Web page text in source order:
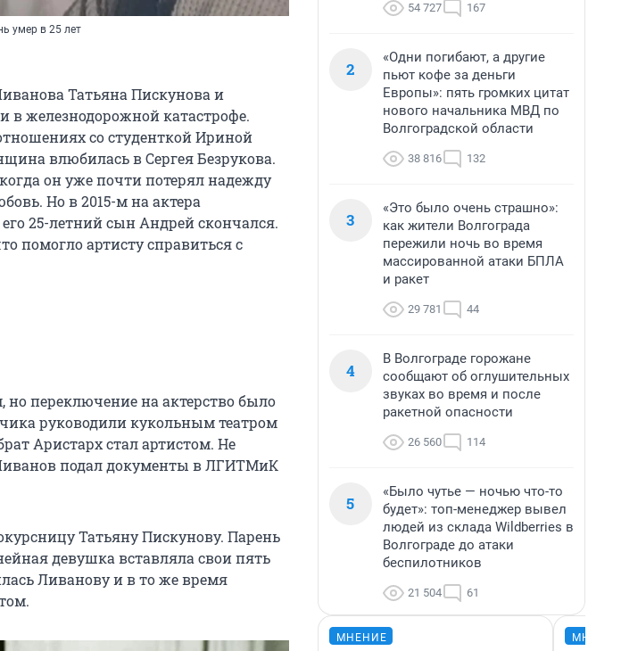
умер в 25 лет
Татьяна Пискунова и
в железнодорожной катастрофе.
со студенткой Ириной
влюбилась в Сергея Безрукова.
он уже почти потерял надежду
Но в 2015-м на актера
25-летний сын Андрей скончался.
помогло артисту справиться с
но переключение на актерство было
руководили кукольным театром
Аристарх стал артистом. Не
подал документы в ЛГИТМиК
Татьяну Пискунову. Парень
девушка вставляла свои пять
Ливанову и в то же время
54 727 167
2
«Одни погибают, а другие
пьют кофе за деньги
Европы»: пять громких цитат
нового начальника МВД по
Волгоградской области
38 816 132
3
«Это было очень страшно»:
как жители Волгограда
пережили ночь во время
массированной атаки БПЛА
и ракет
29 781 44
4
В Волгограде горожане
сообщают об оглушительных
звуках во время и после
ракетной опасности
26 560 114
5
«Было чутье — ночью что-то
будет»: топ-менеджер вывел
людей из склада Wildberries в
Волгограде до атаки
беспилотников
21 504 61
МНЕНИЕ